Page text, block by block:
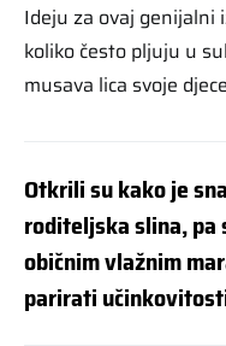
Ideju za ovaj genijalni
koliko često pljuju u
musava lica svoje
Otkrili su kako je
roditeljska slina, pa
običnim vlažnim
parirati